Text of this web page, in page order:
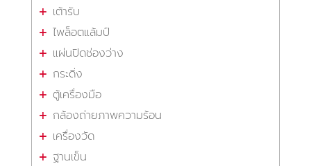
เต้ารับ
ไพล็อตแล้มป์
แผ่นปิดช่องว่าง
กระดิ่ง
ตู้เครื่องมือ
กล้องถ่ายภาพความร้อน
เครื่องวัด
ฐานเข็น